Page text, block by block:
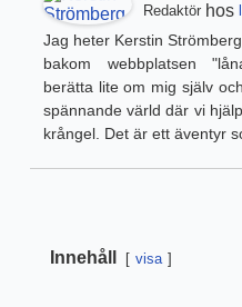
Redaktörhos
Jag heter Kerstin
bakom webbplatsen
berätta lite om mig själv
spännande värld där vi
krångel. Det är ett äventyr
Innehåll visa